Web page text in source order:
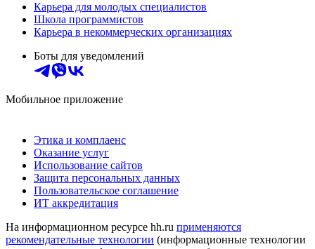
Карьера для молодых специалистов
Школа программистов
Карьера в некоммерческих организациях
Боты для уведомлений
Мобильное приложение
Этика и комплаенс
Оказание услуг
Использование сайтов
Защита персональных данных
Пользовательское соглашение
ИТ аккредитация
На информационном ресурсе hh.ru применяются
рекомендательные технологии (информационные технологии